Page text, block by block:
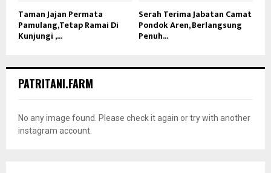
Taman Jajan Permata
Pamulang,Tetap Ramai Di
Kunjungi ,...
Serah Terima Jabatan Camat
Pondok Aren, Berlangsung
Penuh...
PATRITANI.FARM
No any image found. Please check it again or try with another
instagram account.